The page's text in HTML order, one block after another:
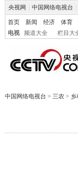
央视网 中国网络电视台
首页 新闻 经济 体育
电视
频道大全 栏目大
中国网络电视台 > 三农 >